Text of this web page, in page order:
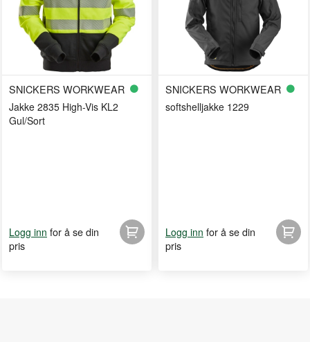
SNICKERS WORKWEAR
Jakke 2835 High-Vis KL2
Gul/Sort
Logg inn for å se din
pris
SNICKERS WORKWEAR
softshelljakke 1229
Logg inn for å se din
pris